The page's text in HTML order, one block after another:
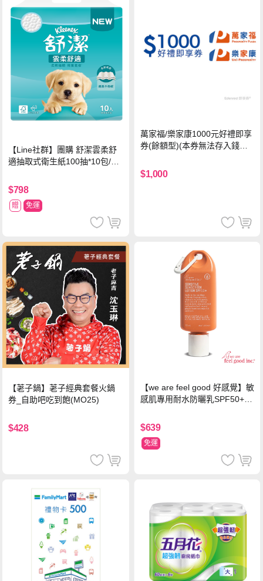
【Line社群】團購 舒潔雲柔舒
適抽取式衛生紙100抽*10包/6
$798
贈 免運
萬家福/樂家康1000元好禮即享
券(餘額型)(本券無法存入錢包
$1,000
【荖子鍋】荖子經典套餐火鍋
券_自助吧吃到飽(MO25)
$428
【we are feel good 好感覺】敏
感肌專用耐水防曬乳SPF50+ 7
$639
免運